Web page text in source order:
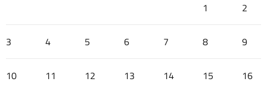
1 2
3 4 5 6 7 8 9
10 11 12 13 14 15 16